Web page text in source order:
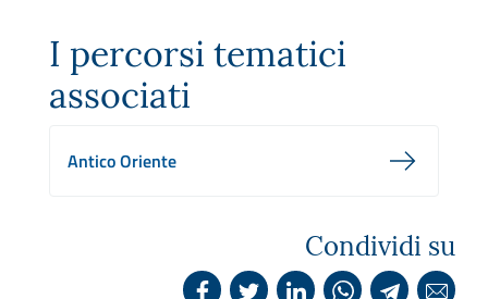
I percorsi tematici
associati
Antico Oriente
Condividi su